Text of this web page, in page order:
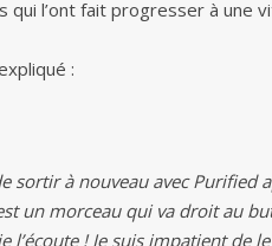
qui l’ont fait progresser à une
:
sortir à nouveau avec
un morceau qui va droit au
l’écoute ! Je suis impatient de